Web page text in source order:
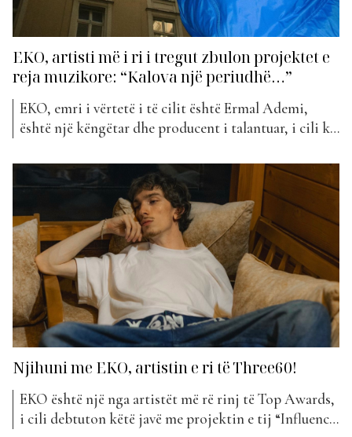
EKO, artisti më i ri i tregut zbulon projektet e
reja muzikore: “Kalova një periudhë…”
EKO, emri i vërtetë i të cilit është Ermal Ademi,
është një këngëtar dhe producent i talantuar, i cili ka
titullin “Influencë e keqe”. I ftuar nëpërmjet një
lidhje telefonike për “Live From Tirana”, EKO ka
folur më shumë...
Njihuni me EKO, artistin e ri të Three60!
EKO është një nga artistët më rë rinj të Top Awards,
i cili debtuton këtë javë me projektin e tij “Influencë